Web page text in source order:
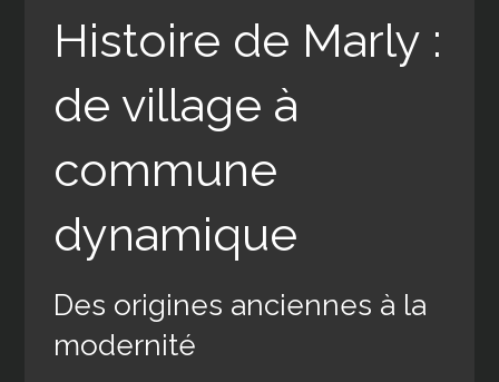
Histoire de Marly :
de village à
commune
dynamique
Des origines anciennes à la
modernité